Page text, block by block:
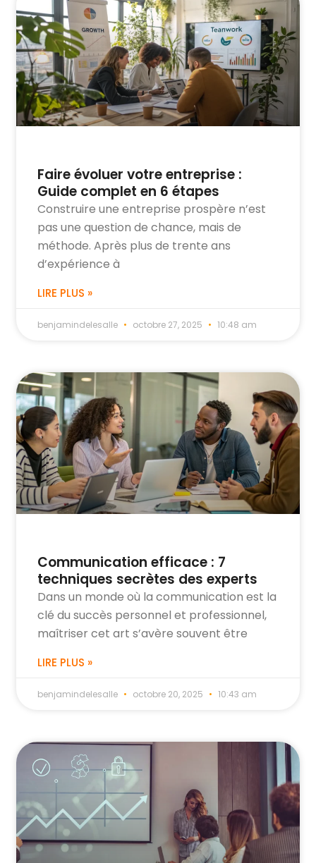
Faire évoluer votre entreprise :
Guide complet en 6 étapes
Construire une entreprise prospère n’est
pas une question de chance, mais de
méthode. Après plus de trente ans
d’expérience à
LIRE PLUS »
benjamindelesalle octobre 27, 2025 10:48 am
Communication efficace : 7
techniques secrètes des experts
Dans un monde où la communication est la
clé du succès personnel et professionnel,
maîtriser cet art s’avère souvent être
LIRE PLUS »
benjamindelesalle octobre 20, 2025 10:43 am